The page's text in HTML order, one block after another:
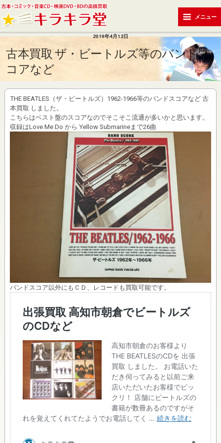
メニュー
2019年4月12日
古本買取 ザ・ビートルズ等のバンドス
コアなど
THE BEATLES（ザ・ビートルズ）1962-1966等のバンドスコアなど 古
本買取 しました。
こちらはベスト盤のスコアなのでそこそこ流通が多いかと思います。
収録はLove Me Do から Yellow Submarineまで26曲
バンドスコア以外にもＣＤ、レコードも買取可能です。